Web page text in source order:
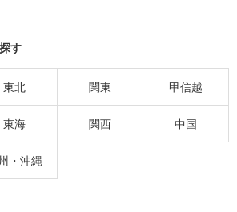
す
東北 関東 甲信越
東海 関西 中国
・沖縄